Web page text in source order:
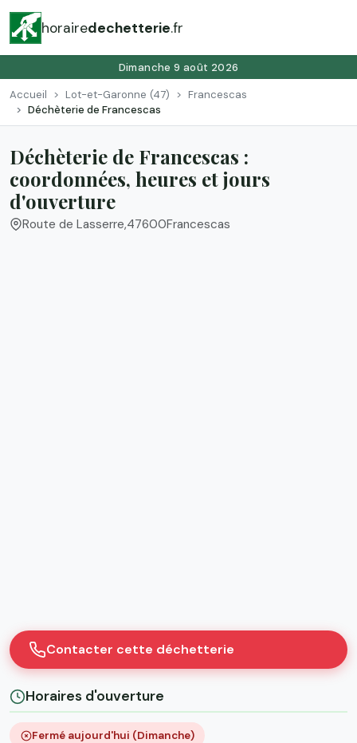
horairedechetterie.fr
Dimanche 9 août 2026
Accueil Lot-et-Garonne (47)
Francescas
Déchèterie de Francescas
Déchèterie de Francescas :
coordonnées, heures et jours
d'ouverture
Route de Lasserre,47600Francescas
Contacter cette déchetterie
Horaires d'ouverture
Fermé aujourd'hui (Dimanche)